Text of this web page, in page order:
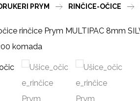
PRYM RINČICE-OČICE